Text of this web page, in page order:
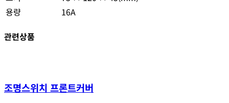
용량
16A
관련상품
조명스위치 프론트커버